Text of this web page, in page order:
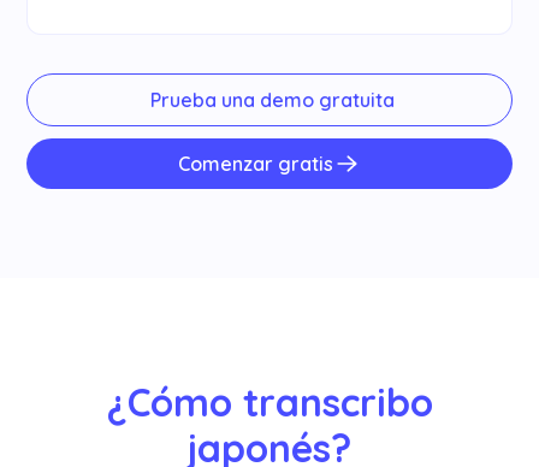
Prueba una demo gratuita
Comenzar gratis
¿Cómo transcribo
japonés?